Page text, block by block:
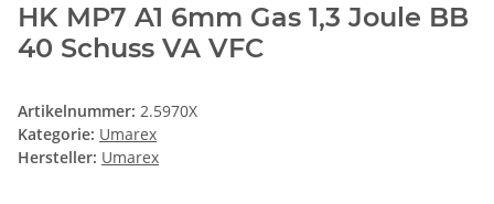
HK MP7 A1 6mm Gas 1,3 Joule BB
40 Schuss VA VFC
Artikelnummer: 2.5970X
Kategorie: Umarex
Hersteller: Umarex